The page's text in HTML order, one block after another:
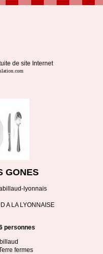
GONES
lyonnais
A LA LYONNAISE
personnes
fermes